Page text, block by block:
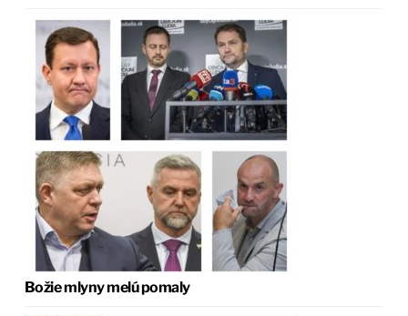
Božie mlyny melú pomaly